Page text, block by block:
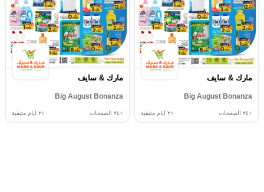
مارك & سايف
Big August Bonanza
+٢٤ الصفحات +٢ ايام متبقية
مارك & سايف
Big August Bonanza
+٢٤ الصفحات +٢ ايام متبقية